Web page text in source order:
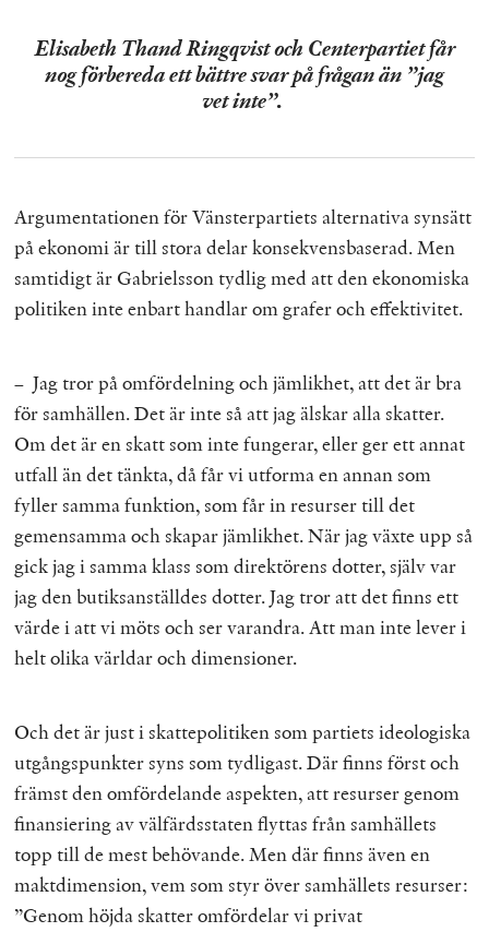
Elisabeth Thand Ringqvist och Centerpartiet får
nog förbereda ett bättre svar på frågan än ”jag
vet inte”.
Argumentationen för Vänsterpartiets alternativa synsätt
på ekonomi är till stora delar konsekvensbaserad. Men
samtidigt är Gabrielsson tydlig med att den ekonomiska
politiken inte enbart handlar om grafer och effektivitet.
– Jag tror på omfördelning och jämlikhet, att det är bra
för samhällen. Det är inte så att jag älskar alla skatter.
Om det är en skatt som inte fungerar, eller ger ett annat
utfall än det tänkta, då får vi utforma en annan som
fyller samma funktion, som får in resurser till det
gemensamma och skapar jämlikhet. När jag växte upp så
gick jag i samma klass som direktörens dotter, själv var
jag den butiksanställdes dotter. Jag tror att det finns ett
värde i att vi möts och ser varandra. Att man inte lever i
helt olika världar och dimensioner.
Och det är just i skattepolitiken som partiets ideologiska
utgångspunkter syns som tydligast. Där finns först och
främst den omfördelande aspekten, att resurser genom
finansiering av välfärdsstaten flyttas från samhällets
topp till de mest behövande. Men där finns även en
maktdimension, vem som styr över samhällets resurser:
”Genom höjda skatter omfördelar vi privat